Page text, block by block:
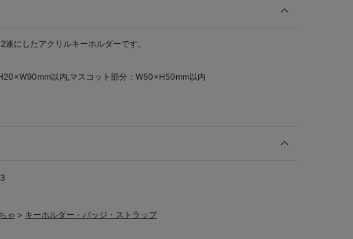
にしたアクリルキーホルダーです。
以内,マスコット部分：W50×H50mm以内
ゃ > キーホルダー・バッジ・ストラップ